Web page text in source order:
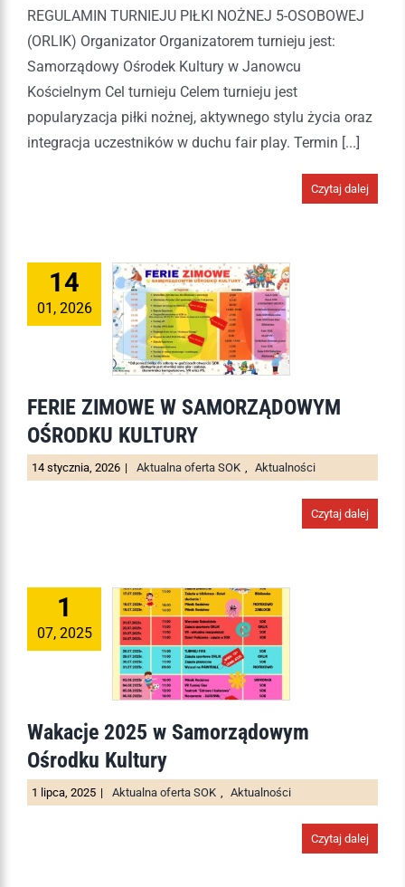
REGULAMIN TURNIEJU PIŁKI NOŻNEJ 5-OSOBOWEJ
(ORLIK) Organizator Organizatorem turnieju jest:
Samorządowy Ośrodek Kultury w Janowcu
Kościelnym Cel turnieju Celem turnieju jest
popularyzacja piłki nożnej, aktywnego stylu życia oraz
integracja uczestników w duchu fair play. Termin [...]
Czytaj dalej
14
01, 2026
FERIE ZIMOWE W SAMORZĄDOWYM
OŚRODKU KULTURY
14 stycznia, 2026 | Aktualna oferta SOK , Aktualności
Czytaj dalej
1
07, 2025
Wakacje 2025 w Samorządowym
Ośrodku Kultury
1 lipca, 2025 | Aktualna oferta SOK , Aktualności
Czytaj dalej